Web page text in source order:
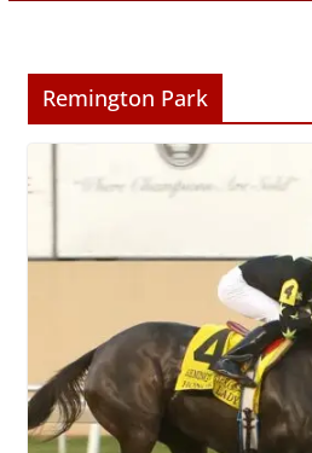
Remington Park